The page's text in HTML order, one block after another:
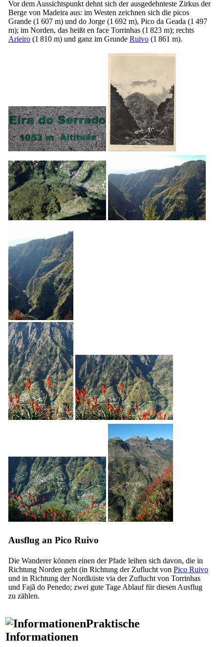
Vor dem Aussichtspunkt dehnt sich der ausgedehnteste Zirkus der
Berge von Madeira aus: im Westen zeichnen sich die picos
Grande (1 607 m) und do Jorge (1 692 m), Pico da Geada (1 497
m); im Norden, das heißt en face Torrinhas (1 823 m); rechts
Arieiro (1 810 m) und ganz im Grunde Ruivo (1 861 m).
Ausflug an Pico Ruivo
Die Wanderer können einen der Pfade leihen sich davon, die in
Richtung Norden geht (in Richtung der Zuflucht von Pico Ruivo
und in Richtung der Nordküste via der Zuflucht von Torrinhas
und Fajã do Penedo; zwei gute Tage Ablauf für diesen Ausflug
zu zählen.
Praktische
Informationen